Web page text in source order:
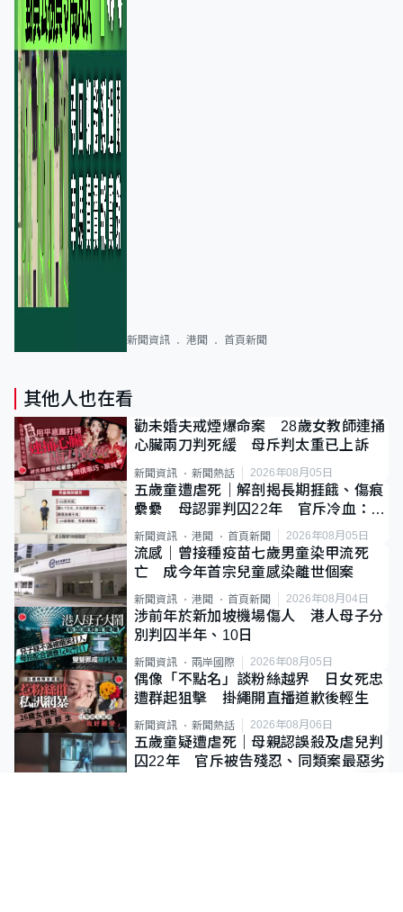
新聞資訊 港聞 首頁新聞
其他人也在看
勸未婚夫戒煙爆命案 28歲女教師連捅
心臟兩刀判死緩 母斥判太重已上訴
新聞資訊 新聞熱話 2026年08月05日
五歲童遭虐死｜解剖揭長期捱餓、傷痕
纍纍 母認罪判囚22年 官斥冷血：同
類案最惡劣
新聞資訊 港聞 首頁新聞 2026年08月05日
流感｜曾接種疫苗七歲男童染甲流死
亡 成今年首宗兒童感染離世個案
新聞資訊 港聞 首頁新聞 2026年08月04日
涉前年於新加坡機場傷人 港人母子分
別判囚半年、10日
新聞資訊 兩岸國際 2026年08月05日
偶像「不點名」談粉絲越界 日女死忠
遭群起狙擊 掛繩開直播道歉後輕生
新聞資訊 新聞熱話 2026年08月06日
五歲童疑遭虐死｜母親認誤殺及虐兒判
囚22年 官斥被告殘忍、同類案最惡劣